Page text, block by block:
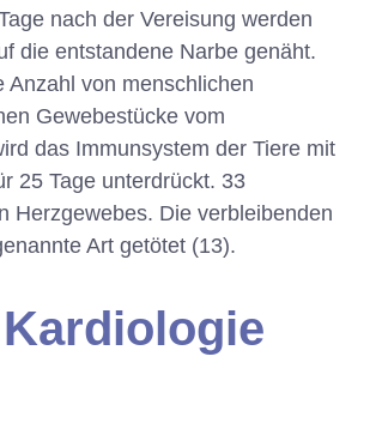
nach der Vereisung werden
die entstandene Narbe genäht.
Anzahl von menschlichen
Gewebestücke vom
das Immunsystem der Tiere mit
25 Tage unterdrückt. 33
Herzgewebes. Die verbleibenden
Art getötet (13).